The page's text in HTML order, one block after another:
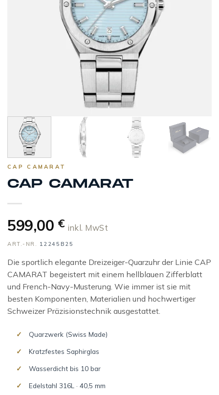
CAP CAMARAT
CAP CAMARAT
599,00 € inkl. MwSt
ART.-NR. 12245B25
Die sportlich elegante Dreizeiger-Quarzuhr der Linie CAP
CAMARAT begeistert mit einem hellblauen Zifferblatt
und French-Navy-Musterung. Wie immer ist sie mit
besten Komponenten, Materialien und hochwertiger
Schweizer Präzisionstechnik ausgestattet.
Quarzwerk (Swiss Made)
Kratzfestes Saphirglas
Wasserdicht bis 10 bar
Edelstahl 316L · 40,5 mm